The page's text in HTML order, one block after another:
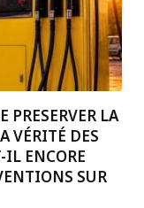
PRESERVER LA
VÉRITÉ DES
IL ENCORE
SUR